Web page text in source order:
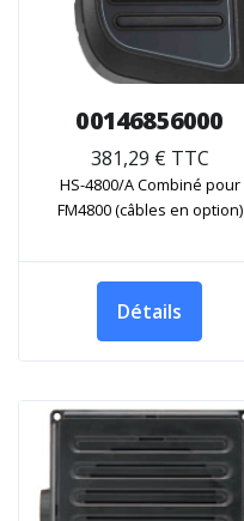
00146856000
381,29 € TTC
HS-4800/A Combiné pour
FM4800 (câbles en option)
Détails